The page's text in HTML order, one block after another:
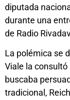
diputada
durante una
de Radio
La polémica se
Viale la
buscaba
tradicional,